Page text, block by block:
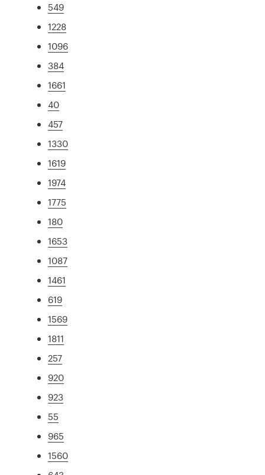
549
1228
1096
384
1661
40
457
1330
1619
1974
1775
180
1653
1087
1461
619
1569
1811
257
920
923
55
965
1560